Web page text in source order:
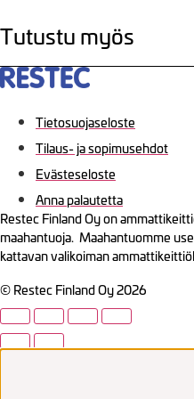
Tutustu myös
Tietosuojaseloste
Tilaus- ja sopimusehdot
Evästeseloste
Anna palautetta
Restec Finland Oy on
maahantuoja. Maahantuomme
kattavan valikoiman
© Restec Finland Oy 2026